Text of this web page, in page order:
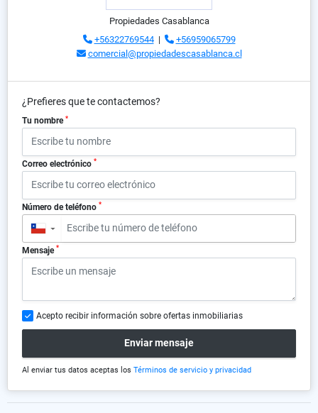
Propiedades Casablanca
+56322769544|
+56959065799
comercial@propiedadescasablanca.cl
¿Prefieres que te contactemos?
Tu nombre *
Correo electrónico *
Número de teléfono *
▼
Mensaje *
Acepto recibir información sobre ofertas inmobiliarias
Enviar mensaje
Al enviar tus datos aceptas los Términos de servicio y privacidad